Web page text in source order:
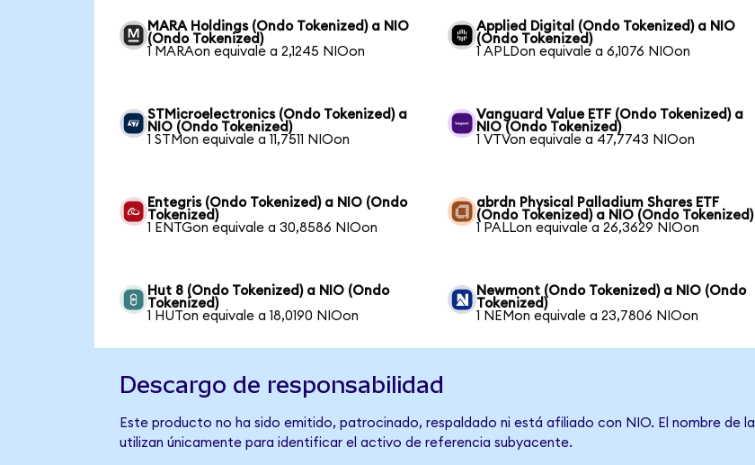
MARA Holdings (Ondo Tokenized) a NIO
(Ondo Tokenized)
1 MARAon equivale a 2,1245 NIOon
Applied Digital (Ondo Tokenized) a NIO
(Ondo Tokenized)
1 APLDon equivale a 6,1076 NIOon
STMicroelectronics (Ondo Tokenized) a
NIO (Ondo Tokenized)
1 STMon equivale a 11,7511 NIOon
Vanguard Value ETF (Ondo Tokenized) a
NIO (Ondo Tokenized)
1 VTVon equivale a 47,7743 NIOon
Entegris (Ondo Tokenized) a NIO (Ondo
Tokenized)
1 ENTGon equivale a 30,8586 NIOon
abrdn Physical Palladium Shares ETF
(Ondo Tokenized) a NIO (Ondo Tokenized)
1 PALLon equivale a 26,3629 NIOon
Hut 8 (Ondo Tokenized) a NIO (Ondo
Tokenized)
1 HUTon equivale a 18,0190 NIOon
Newmont (Ondo Tokenized) a NIO (Ondo
Tokenized)
1 NEMon equivale a 23,7806 NIOon
Descargo de responsabilidad
Este producto no ha sido emitido, patrocinado, respaldado ni está afiliado con NIO. El nombre de
utilizan únicamente para identificar el activo de referencia subyacente.